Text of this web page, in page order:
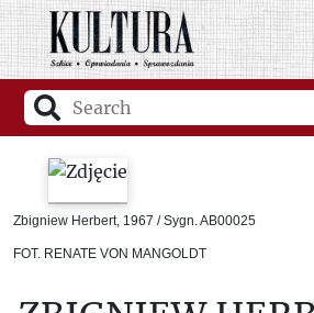
Zbigniew Herbert, 1967 / Sygn. AB00025
FOT. RENATE VON MANGOLDT